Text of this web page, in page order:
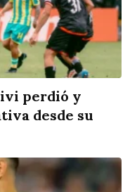
perdió y
desde su